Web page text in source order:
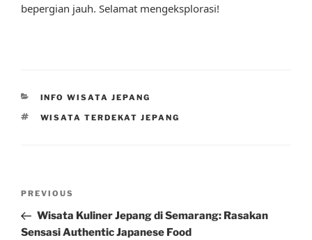
bepergian jauh. Selamat mengeksplorasi!
CATEGORIES
INFO WISATA JEPANG
TAGS
WISATA TERDEKAT JEPANG
Previous
Post
PREVIOUS
Wisata Kuliner Jepang di Semarang: Rasakan
Sensasi Authentic Japanese Food